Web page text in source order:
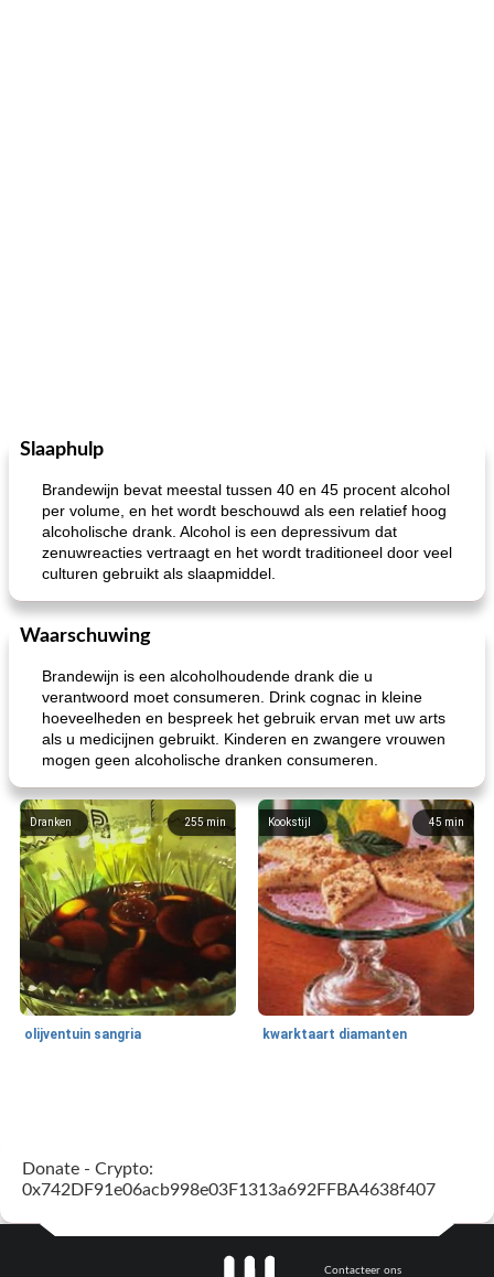
Slaaphulp
Brandewijn bevat meestal tussen 40 en 45 procent alcohol
per volume, en het wordt beschouwd als een relatief hoog
alcoholische drank. Alcohol is een depressivum dat
zenuwreacties vertraagt ​​en het wordt traditioneel door veel
culturen gebruikt als slaapmiddel.
Waarschuwing
Brandewijn is een alcoholhoudende drank die u
verantwoord moet consumeren. Drink cognac in kleine
hoeveelheden en bespreek het gebruik ervan met uw arts
als u medicijnen gebruikt. Kinderen en zwangere vrouwen
mogen geen alcoholische dranken consumeren.
255min
Dranken
olijventuin sangria
45 min
Kookstijl
kwarktaart diamanten
Donate - Crypto:
0x742DF91e06acb998e03F1313a692FFBA4638f407
Contacteer ons